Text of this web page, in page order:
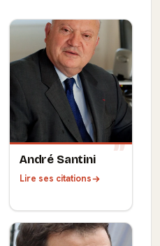
André Santini
Lire ses citations